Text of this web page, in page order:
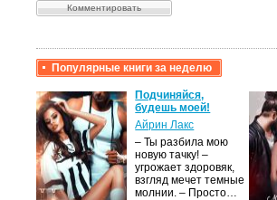
Популярные книги за неделю
Подчиняйся,
будешь моей!
Айрин Лакс
– Ты разбила мою
новую тачку! –
угрожает здоровяк,
взгляд мечет темные
молнии. – Просто…